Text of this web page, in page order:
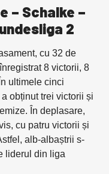
– Schalke –
2
cu 32 de
8 victorii, 8
ultimele cinci
obținut trei victorii și
În deplasare,
cu patru victorii și
alb-albaștrii s-
liderul din liga